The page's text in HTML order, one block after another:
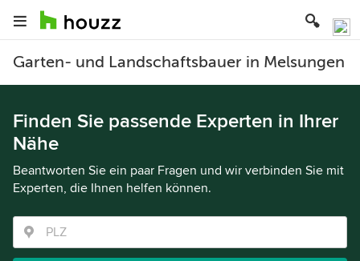
Garten- und Landschaftsbauer in Melsungen
Finden Sie passende Experten in Ihrer
Nähe
Beantworten Sie ein paar Fragen und wir verbinden Sie mit
Experten, die Ihnen helfen können.